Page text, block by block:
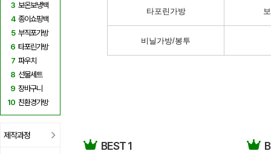
3 보온보냉백
4 종이쇼핑백
5 부직포가방
6 타포린가방
7 파우치
8 선물세트
9 장바구니
10 친환경가방
제작과정
타포린가방
비닐가방/봉투
BEST 1